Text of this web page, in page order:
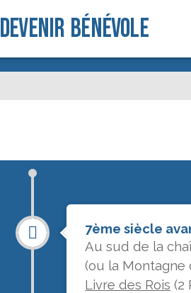
Devenir Bénévole
7ème siècle
Au sud de la
(ou la Montagne
Livre des Rois (2